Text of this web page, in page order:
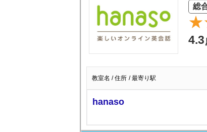
総
4.3
教室名 / 住所 / 最寄り駅
hanaso